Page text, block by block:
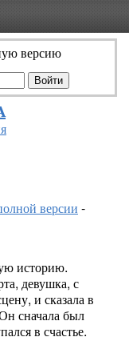
версию
версии -
историю.
девушка, с
и сказала в
сначала был
в счастье.